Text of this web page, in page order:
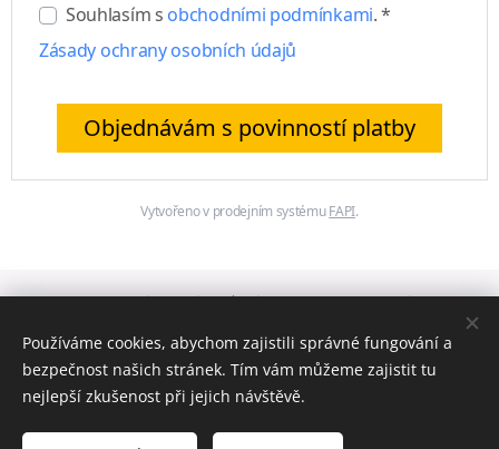
Souhlasím s obchodními podmínkami. *
Zásady ochrany osobních údajů
Objednávám s povinností platby
Vytvořeno v prodejním systémuFAPI.
Obchodní podmínky| Zásady ochrany osobních
© 2023 Štěpánka Jovanović, Všechna práva vyhrazena |
webdesignMergala
Používáme cookies, abychom zajistili správné fungování a
bezpečnost našich stránek. Tím vám můžeme zajistit tu
nejlepší zkušenost při jejich návštěvě.